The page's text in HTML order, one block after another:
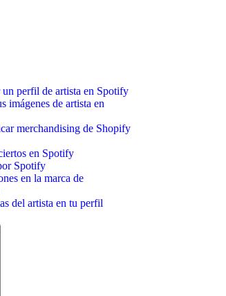
un perfil de artista en Spotify
imágenes de artista en
merchandising de Shopify
en Spotify
Spotify
en la marca de
del artista en tu perfil